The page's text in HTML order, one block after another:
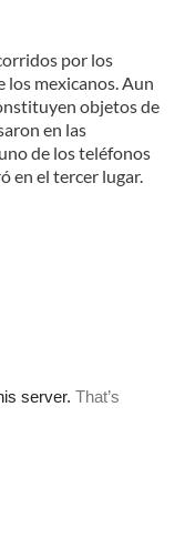
por los
los mexicanos. Aun
objetos de
en las
de los teléfonos
en el tercer lugar.